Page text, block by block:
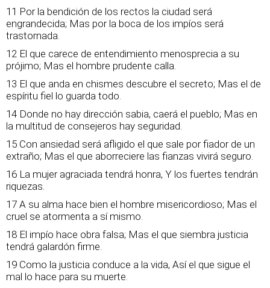
11 Por la bendición de los rectos la ciudad será
engrandecida; Mas por la boca de los impíos será
trastornada.
12 El que carece de entendimiento menosprecia a su
prójimo; Mas el hombre prudente calla.
13 El que anda en chismes descubre el secreto; Mas el de
espíritu fiel lo guarda todo.
14 Donde no hay dirección sabia, caerá el pueblo; Mas en
la multitud de consejeros hay seguridad.
15 Con ansiedad será afligido el que sale por fiador de un
extraño; Mas el que aborreciere las fianzas vivirá seguro.
16 La mujer agraciada tendrá honra, Y los fuertes tendrán
riquezas.
17 A su alma hace bien el hombre misericordioso; Mas el
cruel se atormenta a sí mismo.
18 El impío hace obra falsa; Mas el que siembra justicia
tendrá galardón firme.
19 Como la justicia conduce a la vida, Así el que sigue el
mal lo hace para su muerte.